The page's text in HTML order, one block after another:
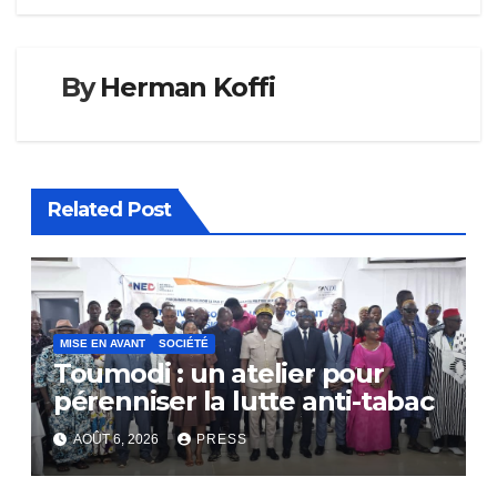
ByHerman Koffi
Related Post
MISE EN AVANT SOCIÉTÉ
Toumodi : un atelier pour
pérenniser la lutte anti-tabac
AOÛT 6, 2026 PRESS